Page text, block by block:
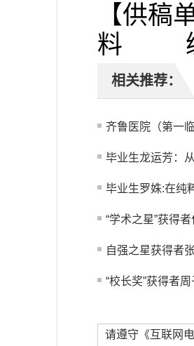
【供
料 编
相关推荐：
齐鲁医院（第一
毕业生龙运芳：
毕业生罗姝:在纯
“学术之星”获得
自强之星获得者
“校长奖”获得者
请遵守《互联网